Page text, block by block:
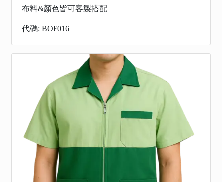
布料&顏色皆可客製搭配
代碼: BOF016